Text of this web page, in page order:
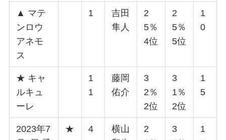
▲ マテ
ンロウ
アネモ
ス
1
吉田
隼人
2
5％
4位
2
5％
5位
1
0
★ キャ
ルキュ
ーレ
1
1
藤岡
佑介
3
2％
2位
3
1％
2位
1
5
2023年7
★ 4
横山
2
3
1